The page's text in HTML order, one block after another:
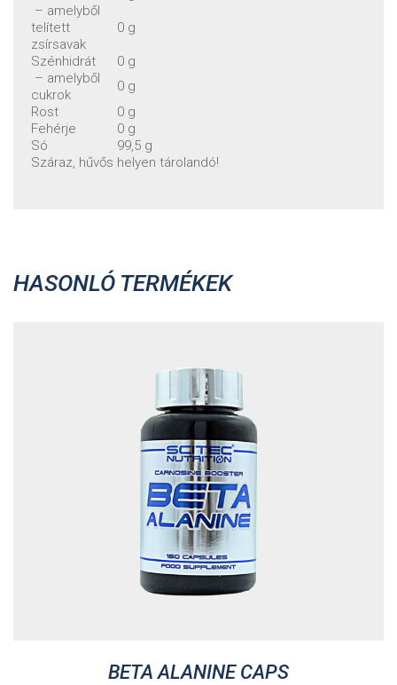
– amelyből
telített
zsírsavak
0 g
Szénhidrát
0 g
– amelyből
cukrok
0 g
Rost
0 g
Fehérje
0 g
Só
99,5 g
Száraz, hűvős helyen tárolandó!
HASONLÓ TERMÉKEK
BETA ALANINE CAPS